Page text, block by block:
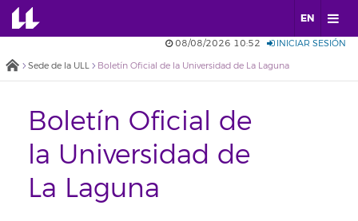
EN
08/08/2026 10:52 INICIAR SESIÓN
Sede de la ULL Boletín Oficial de la Universidad de La Laguna
Boletín Oficial de
la Universidad de
La Laguna